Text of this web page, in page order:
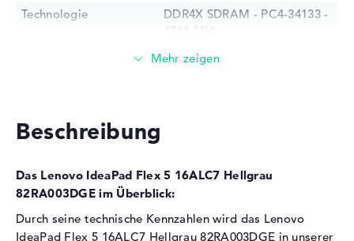
Technologie
DDR4X SDRAM - PC4-34133 -
4266 MHz
Optische Speicher
Display
Display-Typ
16" TFT
Max. Auflösung
2560 x 1600
Beschreibung
Das Lenovo IdeaPad Flex 5 16ALC7 Hellgrau
82RA003DGE im Überblick:
Durch seine technische Kennzahlen wird das Lenovo
IdeaPad Flex 5 16ALC7 Hellgrau 82RA003DGE in unserer